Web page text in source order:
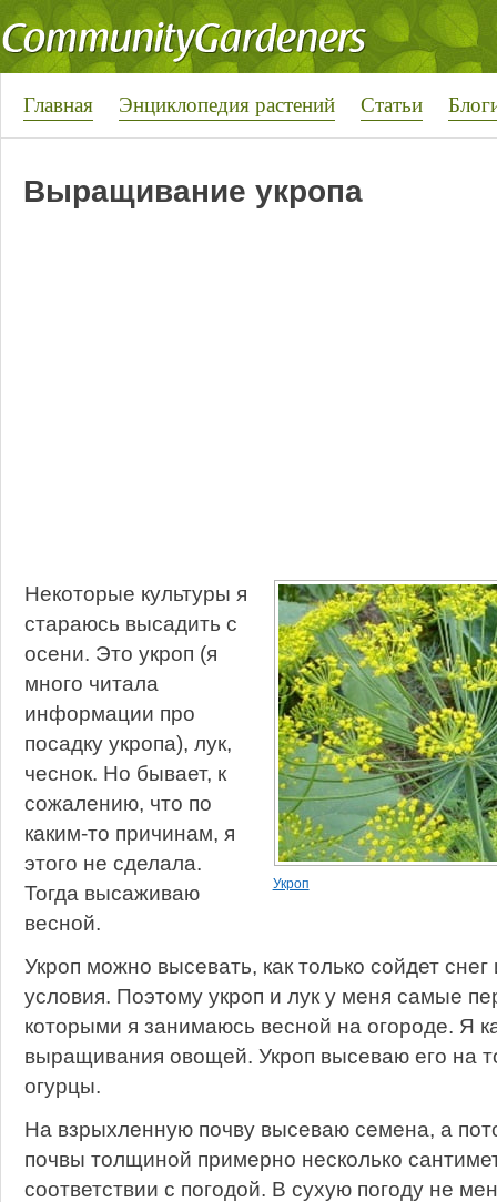
Главная Энциклопедия растений Статьи
Выращивание укропа
Укроп
Некоторые культуры я
стараюсь высадить с
осени. Это укроп (я
много читала
информации про
посадку укропа), лук,
чеснок. Но бывает, к
сожалению, что по
каким-то причинам, я
этого не сделала.
Тогда высаживаю
весной.
Укроп можно высевать, как только сойдет
условия. Поэтому укроп и лук у меня самые
которыми я занимаюсь весной на огороде. Я
выращивания овощей. Укроп высеваю его на
огурцы.
На взрыхленную почву высеваю семена, а
почвы толщиной примерно несколько
соответствии с погодой. В сухую погоду не